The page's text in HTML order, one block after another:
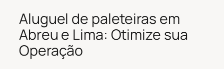
Aluguel de paleteiras em
Abreu e Lima: Otimize sua
Operação